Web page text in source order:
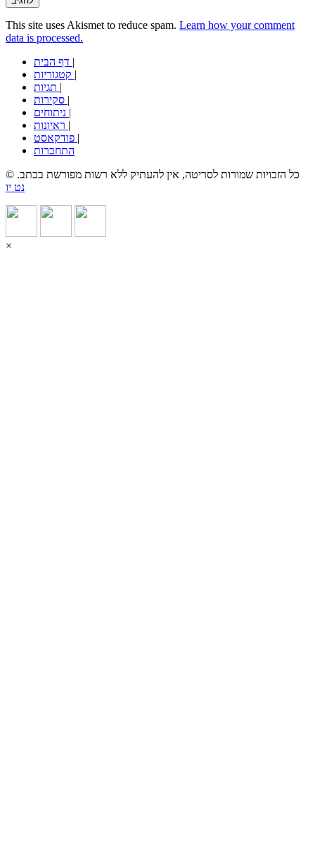
This site uses Akismet to reduce spam. Learn how your comment
data is processed.
|
|
|
|
|
|
|
התחברות
© כל הזכויות שמורות לסריטה, אין להעתיק ללא רשות מפורשת בכתב.
נט יו
×